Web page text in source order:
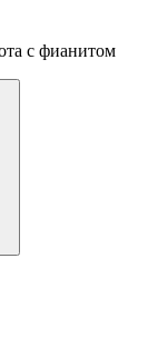
с фианитом